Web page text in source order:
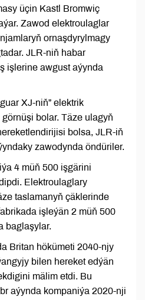
üçin Kastl Bromwiç
Zawod elektroulaglar
ornaşdyrylmagy
JLR-niň habar
işlerine awgust aýynda
XJ-niň” elektrik
bolar. Täze ulagyň
bolsa, JLR-iň
zawodynda öndüriler.
4 müň 500 işgärini
Elektroulaglary
taslamanyň çäklerinde
işleýän 2 müň 500
baglaşylar.
Britan hökümeti 2040-njy
bilen hereket edýän
mälim etdi. Bu
aýynda kompaniýa 2020-nji